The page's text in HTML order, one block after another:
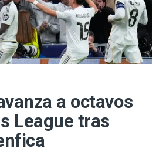
a octavos
League tras